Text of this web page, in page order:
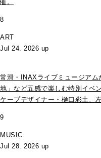
催。
8
ART
Jul 24. 2026 up
常滑・INAXライブミュージア
地」など五感で楽しむ特別イベ
ケープデザイナー・樋口彩土、
9
MUSIC
Jul 28. 2026 up